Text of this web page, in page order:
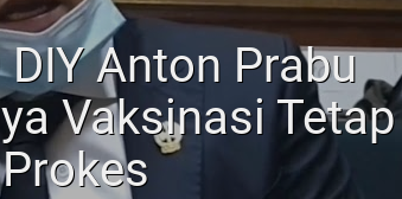
Anton Prabu
Vaksinasi Tetap